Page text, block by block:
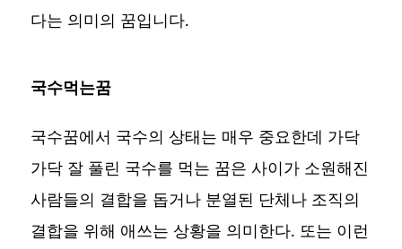
다는 의미의 꿈입니다.
국수먹는꿈
국수꿈에서 국수의 상태는 매우 중요한데 가닥
가닥 잘 풀린 국수를 먹는 꿈은 사이가 소원해진
사람들의 결합을 돕거나 분열된 단체나 조직의
결합을 위해 애쓰는 상황을 의미한다. 또는 이런